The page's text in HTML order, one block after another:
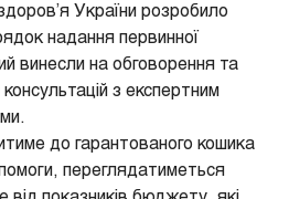
України розробило
надання первинної
винесли на обговорення та
з експертним
до гарантованого кошика
переглядатиметься